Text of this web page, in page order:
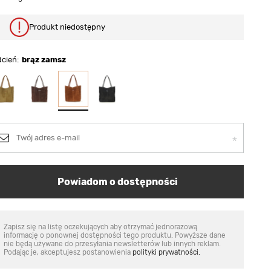
Produkt niedostępny
brąz zamsz
Powiadom o dostępności
Zapisz się na listę oczekujących aby otrzymać jednorazową
informację o ponownej dostępności tego produktu. Powyższe dane
nie będą używane do przesyłania newsletterów lub innych reklam.
Podając je, akceptujesz postanowienia polityki prywatności.